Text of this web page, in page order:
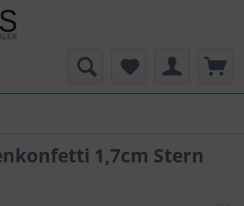
1,7cm Stern